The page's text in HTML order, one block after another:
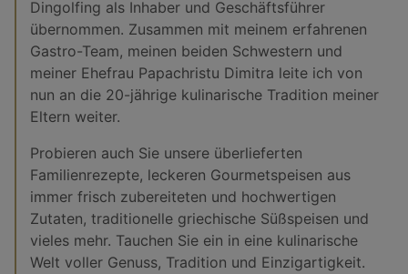
Dingolfing als Inhaber und Geschäftsführer
übernommen. Zusammen mit meinem erfahrenen
Gastro-Team, meinen beiden Schwestern und
meiner Ehefrau Papachristu Dimitra leite ich von
nun an die 20-jährige kulinarische Tradition meiner
Eltern weiter.
Probieren auch Sie unsere überlieferten
Familienrezepte, leckeren Gourmetspeisen aus
immer frisch zubereiteten und hochwertigen
Zutaten, traditionelle griechische Süßspeisen und
vieles mehr. Tauchen Sie ein in eine kulinarische
Welt voller Genuss, Tradition und Einzigartigkeit.